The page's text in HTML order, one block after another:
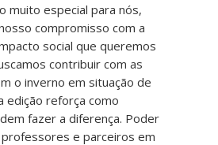
muito especial para nós,
compromisso com a
social que queremos
contribuir com as
o inverno em situação de
edição reforça como
fazer a diferença. Poder
e parceiros em